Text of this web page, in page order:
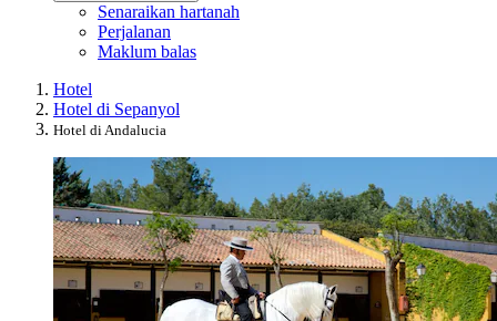
Senaraikan hartanah
Perjalanan
Maklum balas
Hotel
Hotel di Sepanyol
Hotel di Andalucia